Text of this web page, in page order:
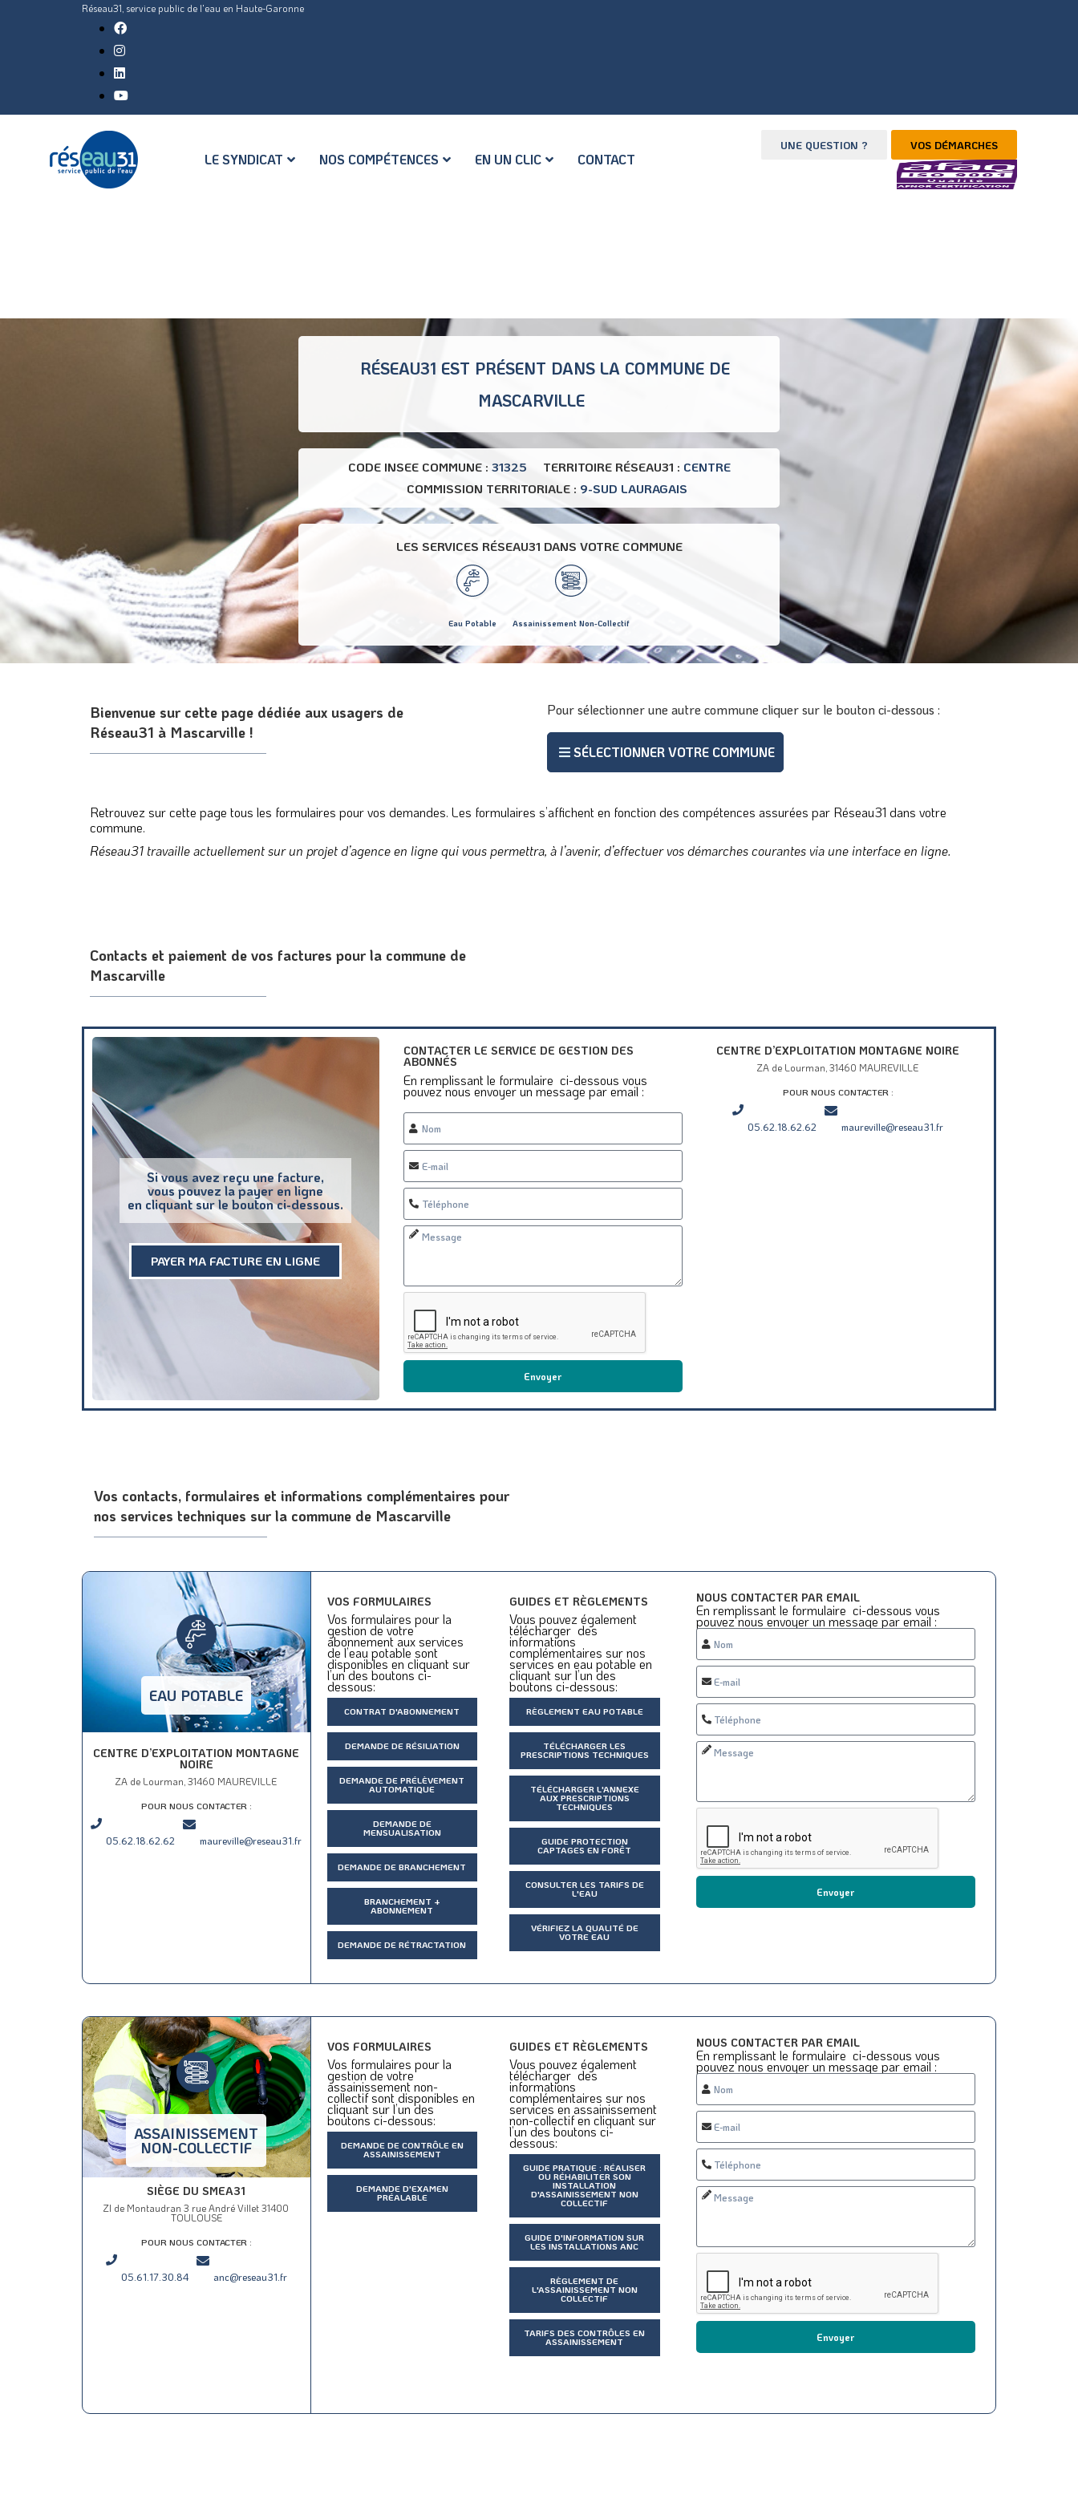
Réseau31, service public de l'eau en Haute-Garonne
LE SYNDICAT NOS COMPÉTENCES EN UN CLIC CONTACT
UNE QUESTION ? VOS DÉMARCHES
RÉSEAU31 EST PRÉSENT DANS LA COMMUNE DE
MASCARVILLE
CODE INSEE COMMUNE : 31325 TERRITOIRE RÉSEAU31 : CENTRE
COMMISSION TERRITORIALE : 9-SUD LAURAGAIS
LES SERVICES RÉSEAU31 DANS VOTRE COMMUNE
Eau Potable Assainissement Non-Collectif
Bienvenue sur cette page dédiée aux usagers de
Réseau31 à Mascarville !
Pour sélectionner une autre commune cliquer sur le bouton ci-dessous :
SÉLECTIONNER VOTRE COMMUNE
Retrouvez sur cette page tous les formulaires pour vos demandes. Les formulaires s’affichent en fonction des compétences assurées par Réseau31 dans votre
commune.
Réseau31 travaille actuellement sur un projet d’agence en ligne qui vous permettra, à l’avenir, d’effectuer vos démarches courantes via une interface en ligne.
Contacts et paiement de vos factures pour la commune de
Mascarville
Si vous avez reçu une facture,
vous pouvez la payer en ligne
en cliquant sur le bouton ci-dessous.
PAYER MA FACTURE EN LIGNE
CONTACTER LE SERVICE DE GESTION DES
ABONNÉS
En remplissant le formulaire ci-dessous vous
pouvez nous envoyer un message par email :
Envoyer
CENTRE D’EXPLOITATION MONTAGNE NOIRE
ZA de Lourman, 31460 MAUREVILLE
POUR NOUS CONTACTER :
05.62.18.62.62 maureville@reseau31.fr
Vos contacts, formulaires et informations complémentaires pour
nos services techniques sur la commune de Mascarville
EAU POTABLE
CENTRE D’EXPLOITATION MONTAGNE
NOIRE
ZA de Lourman, 31460 MAUREVILLE
POUR NOUS CONTACTER :
05.62.18.62.62 maureville@reseau31.fr
VOS FORMULAIRES
Vos formulaires pour la
gestion de votre
abonnement aux services
de l’eau potable sont
disponibles en cliquant sur
l’un des boutons ci-
dessous:
CONTRAT D'ABONNEMENT
DEMANDE DE RÉSILIATION
DEMANDE DE PRÉLÈVEMENT
AUTOMATIQUE
DEMANDE DE
MENSUALISATION
DEMANDE DE BRANCHEMENT
BRANCHEMENT +
ABONNEMENT
DEMANDE DE RÉTRACTATION
GUIDES ET RÈGLEMENTS
Vous pouvez également
télécharger des
informations
complémentaires sur nos
services en eau potable en
cliquant sur l’un des
boutons ci-dessous:
RÈGLEMENT EAU POTABLE
TÉLÉCHARGER LES
PRESCRIPTIONS TECHNIQUES
TÉLÉCHARGER L'ANNEXE
AUX PRESCRIPTIONS
TECHNIQUES
GUIDE PROTECTION
CAPTAGES EN FORÊT
CONSULTER LES TARIFS DE
L'EAU
VÉRIFIEZ LA QUALITÉ DE
VOTRE EAU
NOUS CONTACTER PAR EMAIL
En remplissant le formulaire ci-dessous vous
pouvez nous envoyer un message par email :
Envoyer
ASSAINISSEMENT
NON-COLLECTIF
SIÈGE DU SMEA31
ZI de Montaudran 3 rue André Villet 31400
TOULOUSE
POUR NOUS CONTACTER :
05.61.17.30.84 anc@reseau31.fr
VOS FORMULAIRES
Vos formulaires pour la
gestion de votre
assainissement non-
collectif sont disponibles en
cliquant sur l’un des
boutons ci-dessous:
DEMANDE DE CONTRÔLE EN
ASSAINISSEMENT
DEMANDE D'EXAMEN
PRÉALABLE
GUIDES ET RÈGLEMENTS
Vous pouvez également
télécharger des
informations
complémentaires sur nos
services en assainissement
non-collectif en cliquant sur
l’un des boutons ci-
dessous:
GUIDE PRATIQUE : RÉALISER
OU RÉHABILITER SON
INSTALLATION
D'ASSAINISSEMENT NON
COLLECTIF
GUIDE D'INFORMATION SUR
LES INSTALLATIONS ANC
RÈGLEMENT DE
L'ASSAINISSEMENT NON
COLLECTIF
TARIFS DES CONTRÔLES EN
ASSAINISSEMENT
NOUS CONTACTER PAR EMAIL
En remplissant le formulaire ci-dessous vous
pouvez nous envoyer un message par email :
Envoyer